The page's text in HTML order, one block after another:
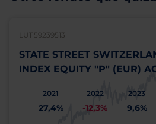
LU1159239513
STATE STREET
INDEX EQUITY "P" (EUR)
2021
27,4%
2022
-12,3%
2023
9,6%